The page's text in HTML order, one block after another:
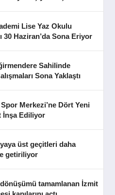
Lise Yaz Okulu
30 Haziran’da Sona Eriyor
Sahilinde
Sona Yaklaştı
Merkezi’ne Dört Yeni
İnşa Ediliyor
üst geçitleri daha
getiriliyor
dönüşümü tamamlanan İzmit